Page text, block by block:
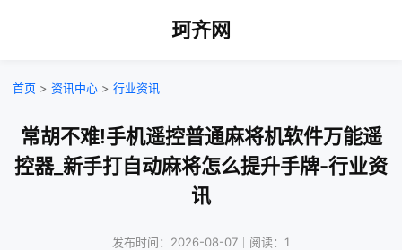
珂齐网
首页 > 资讯中心 > 行业资讯
常胡不难!手机遥控普通麻将机软件万能遥
控器_新手打自动麻将怎么提升手牌-行业资
讯
发布时间：2026-08-07｜阅读：1